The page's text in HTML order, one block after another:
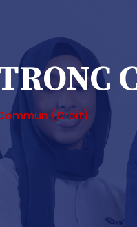
(Droit)